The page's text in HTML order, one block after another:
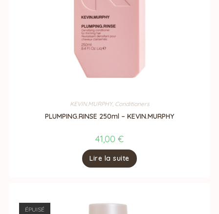
KEVIN.MURPHY, Conditioners
PLUMPING.RINSE 250ml – KEVIN.MURPHY
41,00 €
Lire la suite
ÉPUISÉ